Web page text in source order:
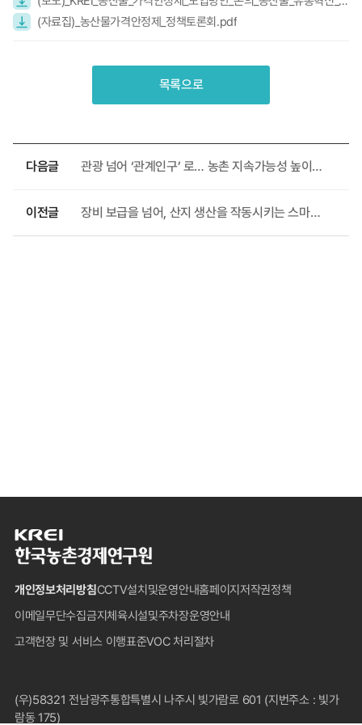
(자료집)_농산물가격안정제_정책토론회.pdf
목록으로
다음글 관광 넘어 ‘관계인구’ 로… 농촌 지속가능성 높이는 생활인구 전략 제시
이전글 장비 보급을 넘어, 산지 생산을 작동시키는 스마트임업으로
한
국
촌
경
제
연
푸
터
개인정보처리방침CCTV설치및운영안내홈페이지저작권정책
이메일무단수집금지체육시설및주차장운영안내
고객헌장 및 서비스 이행표준VOC 처리절차
(우)58321 전남광주통합특별시 나주시 빛가람로 601 (지번주소 : 빛가
람동 175)